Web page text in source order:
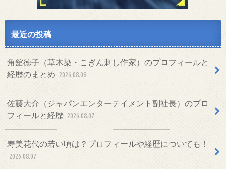
最近の投稿
角舘徳子（草木染・こぎん刺し作家）のプロフィールと
経歴のまとめ 2026.08.08
佐藤大介（ジャパンエンターテイメント副社長）のプロ
フィールと経歴 2026.08.07
寿美花代の若い頃は？プロフィールや経歴についても！
2026.08.07